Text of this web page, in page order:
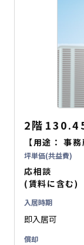
2階
【用途：事務
坪単価(共益費)
応相談
(賃料に含む)
入居時期
即入居可
償却